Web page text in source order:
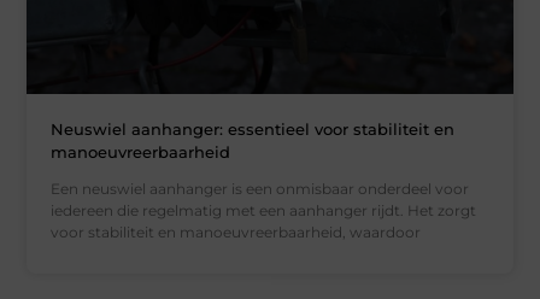
Neuswiel aanhanger: essentieel voor stabiliteit en
manoeuvreerbaarheid
Een neuswiel aanhanger is een onmisbaar onderdeel voor
iedereen die regelmatig met een aanhanger rijdt. Het zorgt
voor stabiliteit en manoeuvreerbaarheid, waardoor